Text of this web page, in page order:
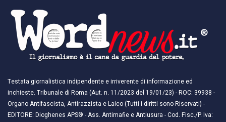
Testata giornalistica indipendente e irriverente di informazione ed
inchieste. Tribunale di Roma (Aut. n. 11/2023 del 19/01/23) - ROC: 39938 -
Organo Antifascista, Antirazzista e Laico (Tutti i diritti sono Riservati) -
EDITORE: Dioghenes APS® - Ass. Antimafie e Antiusura - Cod. Fisc./P. Iva: